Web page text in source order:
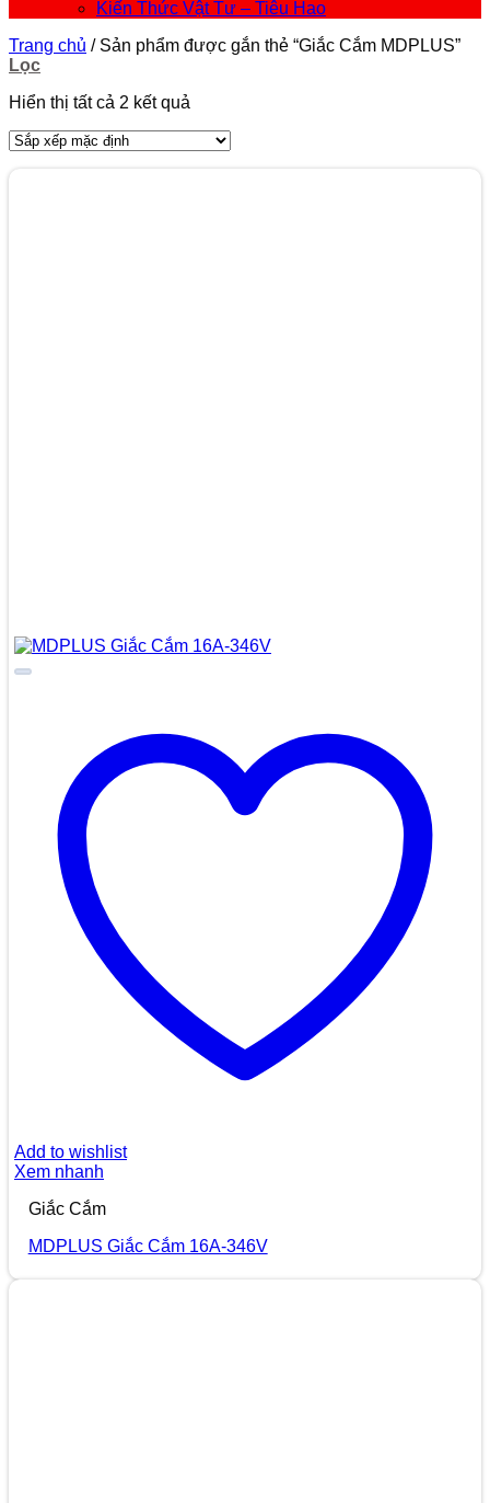
Kiến Thức Vật Tư – Tiêu Hao
Trang chủ /Sản phẩm được gắn thẻ “Giắc Cắm MDPLUS”
Lọc
Hiển thị tất cả 2 kết quả
Add to wishlist
Xem nhanh
Giắc Cắm
MDPLUS Giắc Cắm 16A-346V